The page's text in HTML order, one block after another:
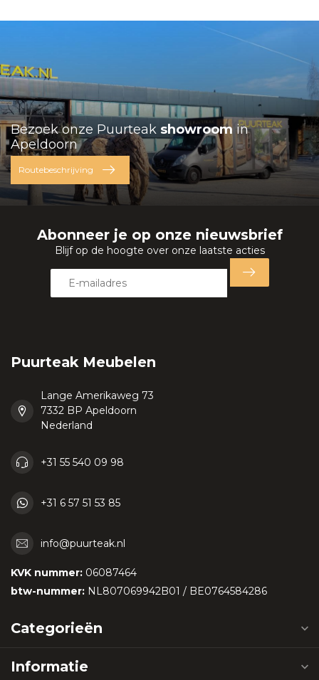
Bezoek onze Puurteak showroom in
Apeldoorn
Routebeschrijving
Abonneer je op onze nieuwsbrief
Blijf op de hoogte over onze laatste acties
Puurteak Meubelen
Lange Amerikaweg 73
7332 BP Apeldoorn
Nederland
+31 55 540 09 98
+31 6 57 51 53 85
info@puurteak.nl
KVK nummer: 06087464
btw-nummer: NL807069942B01 / BE0764584286
Categorieën
Informatie